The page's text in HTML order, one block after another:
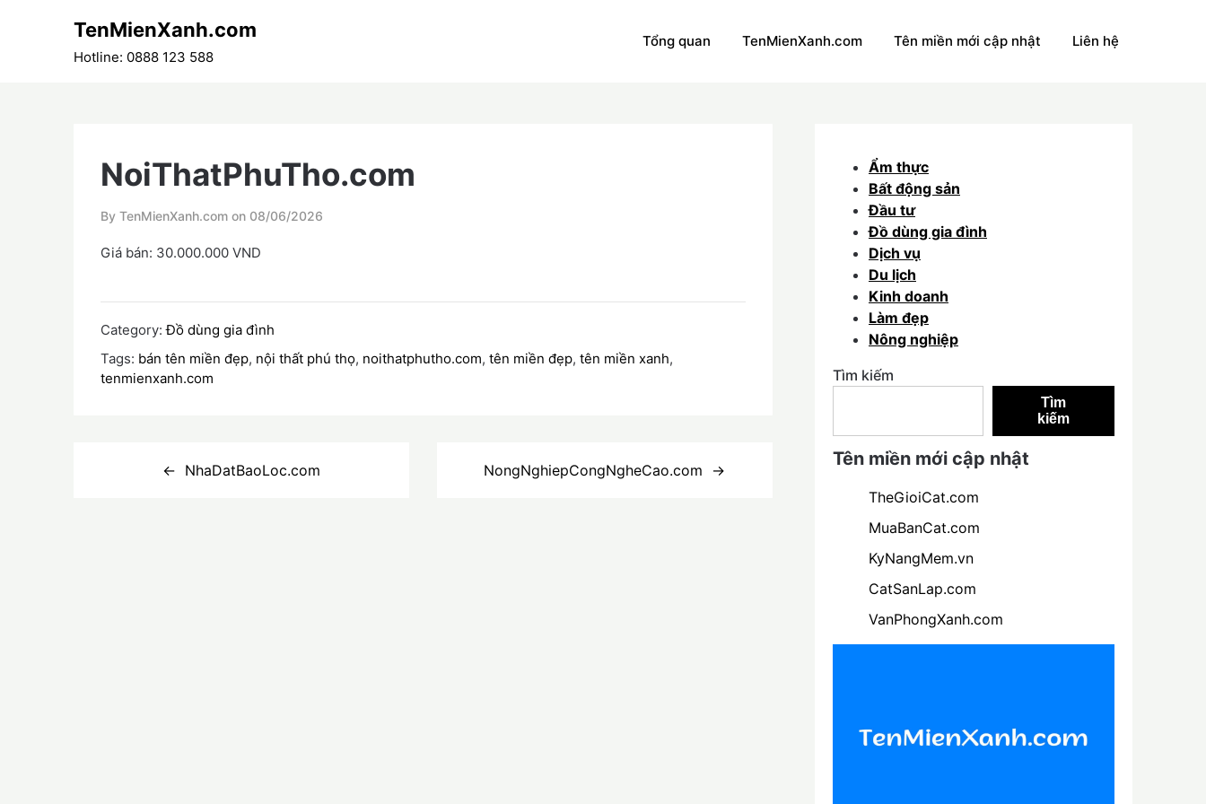
TenMienXanh.com
Hotline: 0888 123 588
Tổng quan TenMienXanh.com Tên miền mới cập nhật Liên hệ
NoiThatPhuTho.com
By TenMienXanh.com on 08/06/2026
Giá bán: 30.000.000 VND
Category:Đồ dùng gia đình
Tags: bán tên miền đẹp, nội thất phú thọ, noithatphutho.com, tên miền đẹp, tên miền xanh,
tenmienxanh.com
NhaDatBaoLoc.com NongNghiepCongNgheCao.com
Ẩm thực
Bất động sản
Đầu tư
Đồ dùng gia đình
Dịch vụ
Du lịch
Kinh doanh
Làm đẹp
Nông nghiệp
Tìm kiếm
Tìm
kiếm
Tên miền mới cập nhật
TheGioiCat.com
MuaBanCat.com
KyNangMem.vn
CatSanLap.com
VanPhongXanh.com